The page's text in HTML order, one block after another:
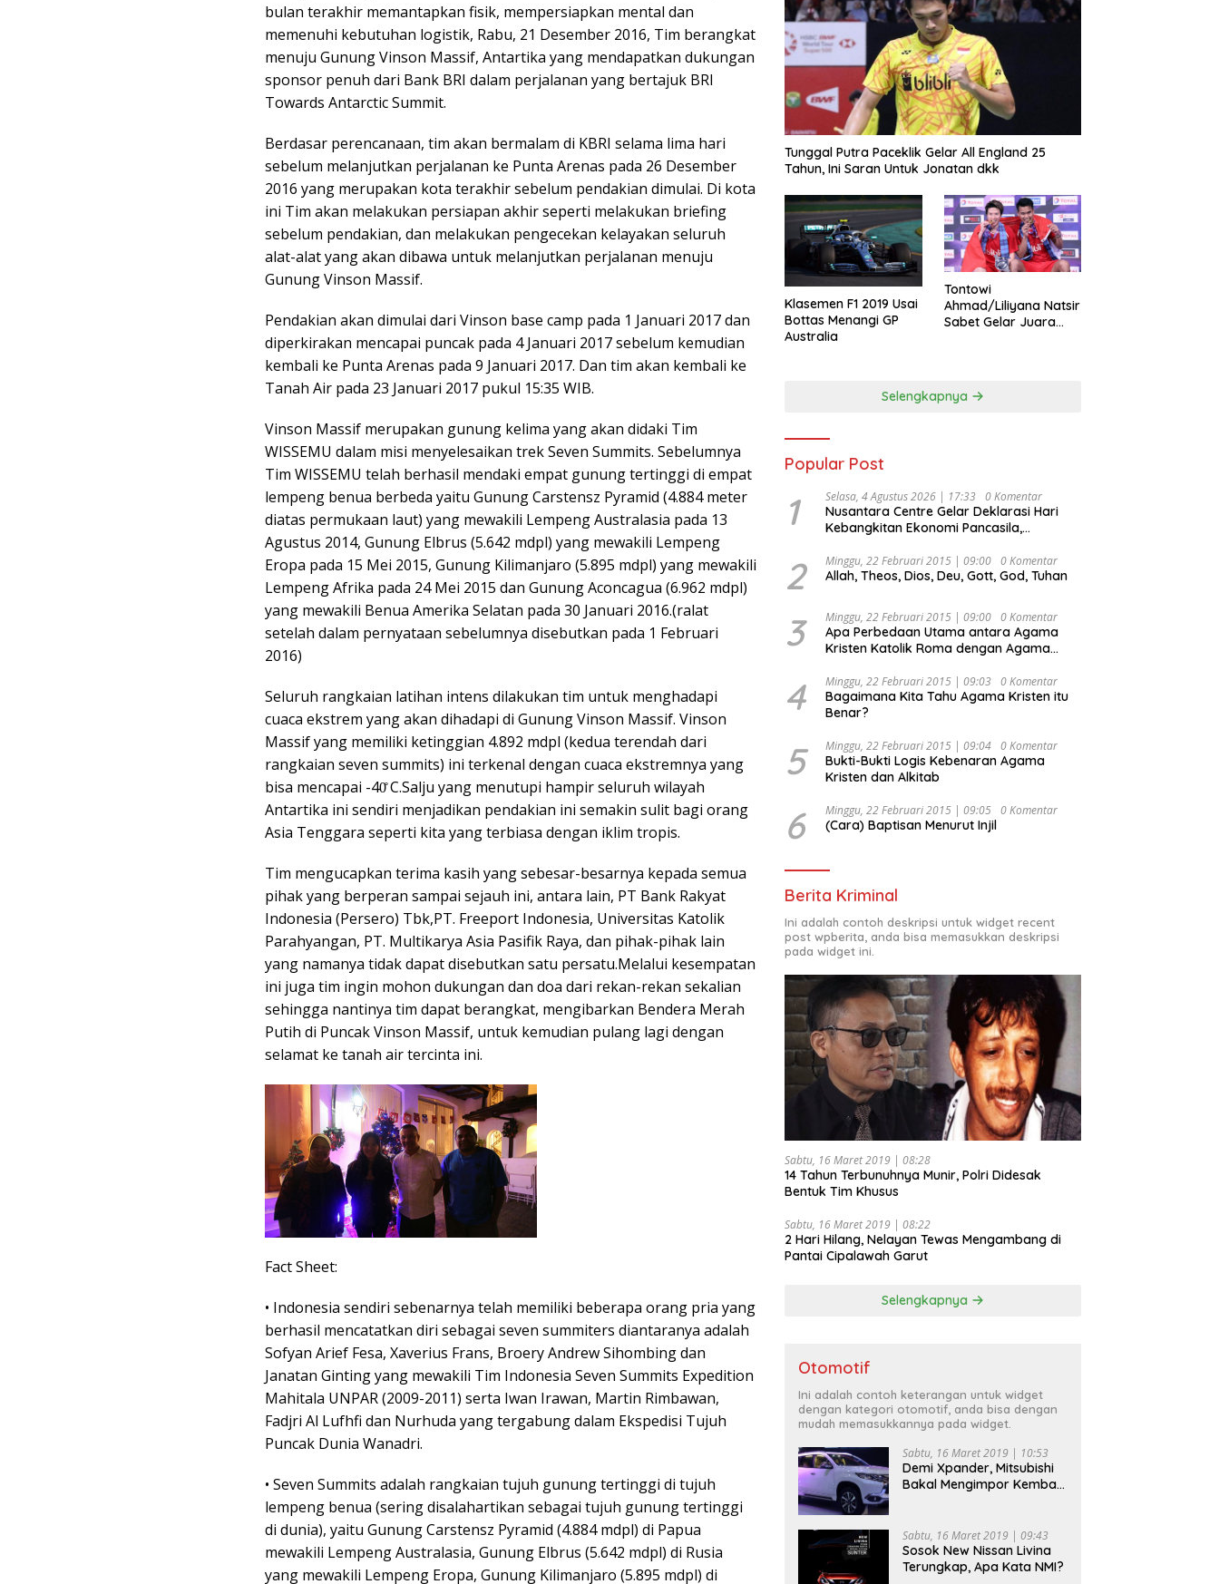
bulan terakhir memantapkan fisik, mempersiapkan mental dan
memenuhi kebutuhan logistik, Rabu, 21 Desember 2016, Tim berangkat
menuju Gunung Vinson Massif, Antartika yang mendapatkan dukungan
sponsor penuh dari Bank BRI dalam perjalanan yang bertajuk BRI
Towards Antarctic Summit.
Berdasar perencanaan, tim akan bermalam di KBRI selama lima hari
sebelum melanjutkan perjalanan ke Punta Arenas pada 26 Desember
2016 yang merupakan kota terakhir sebelum pendakian dimulai. Di kota
ini Tim akan melakukan persiapan akhir seperti melakukan briefing
sebelum pendakian, dan melakukan pengecekan kelayakan seluruh
alat-alat yang akan dibawa untuk melanjutkan perjalanan menuju
Gunung Vinson Massif.
Pendakian akan dimulai dari Vinson base camp pada 1 Januari 2017 dan
diperkirakan mencapai puncak pada 4 Januari 2017 sebelum kemudian
kembali ke Punta Arenas pada 9 Januari 2017. Dan tim akan kembali ke
Tanah Air pada 23 Januari 2017 pukul 15:35 WIB.
Vinson Massif merupakan gunung kelima yang akan didaki Tim
WISSEMU dalam misi menyelesaikan trek Seven Summits. Sebelumnya
Tim WISSEMU telah berhasil mendaki empat gunung tertinggi di empat
lempeng benua berbeda yaitu Gunung Carstensz Pyramid (4.884 meter
diatas permukaan laut) yang mewakili Lempeng Australasia pada 13
Agustus 2014, Gunung Elbrus (5.642 mdpl) yang mewakili Lempeng
Eropa pada 15 Mei 2015, Gunung Kilimanjaro (5.895 mdpl) yang mewakili
Lempeng Afrika pada 24 Mei 2015 dan Gunung Aconcagua (6.962 mdpl)
yang mewakili Benua Amerika Selatan pada 30 Januari 2016.(ralat
setelah dalam pernyataan sebelumnya disebutkan pada 1 Februari
2016)
Seluruh rangkaian latihan intens dilakukan tim untuk menghadapi
cuaca ekstrem yang akan dihadapi di Gunung Vinson Massif. Vinson
Massif yang memiliki ketinggian 4.892 mdpl (kedua terendah dari
rangkaian seven summits) ini terkenal dengan cuaca ekstremnya yang
bisa mencapai -40̊ C.Salju yang menutupi hampir seluruh wilayah
Antartika ini sendiri menjadikan pendakian ini semakin sulit bagi orang
Asia Tenggara seperti kita yang terbiasa dengan iklim tropis.
Tim mengucapkan terima kasih yang sebesar-besarnya kepada semua
pihak yang berperan sampai sejauh ini, antara lain, PT Bank Rakyat
Indonesia (Persero) Tbk,PT. Freeport Indonesia, Universitas Katolik
Parahyangan, PT. Multikarya Asia Pasifik Raya, dan pihak-pihak lain
yang namanya tidak dapat disebutkan satu persatu.Melalui kesempatan
ini juga tim ingin mohon dukungan dan doa dari rekan-rekan sekalian
sehingga nantinya tim dapat berangkat, mengibarkan Bendera Merah
Putih di Puncak Vinson Massif, untuk kemudian pulang lagi dengan
selamat ke tanah air tercinta ini.
Fact Sheet:
• Indonesia sendiri sebenarnya telah memiliki beberapa orang pria yang
berhasil mencatatkan diri sebagai seven summiters diantaranya adalah
Sofyan Arief Fesa, Xaverius Frans, Broery Andrew Sihombing dan
Janatan Ginting yang mewakili Tim Indonesia Seven Summits Expedition
Mahitala UNPAR (2009-2011) serta Iwan Irawan, Martin Rimbawan,
Fadjri Al Lufhfi dan Nurhuda yang tergabung dalam Ekspedisi Tujuh
Puncak Dunia Wanadri.
• Seven Summits adalah rangkaian tujuh gunung tertinggi di tujuh
lempeng benua (sering disalahartikan sebagai tujuh gunung tertinggi
di dunia), yaitu Gunung Carstensz Pyramid (4.884 mdpl) di Papua
mewakili Lempeng Australasia, Gunung Elbrus (5.642 mdpl) di Rusia
yang mewakili Lempeng Eropa, Gunung Kilimanjaro (5.895 mdpl) di
Tunggal Putra Paceklik Gelar All England 25
Tahun, Ini Saran Untuk Jonatan dkk
Klasemen F1 2019 Usai
Bottas Menangi GP
Australia
Tontowi
Ahmad/Liliyana Natsir
Sabet Gelar Juara
Selengkapnya
Popular Post
1 Selasa, 4 Agustus 2026 | 17:33 0 Komentar
Nusantara Centre Gelar Deklarasi Hari
Kebangkitan Ekonomi Pancasila,
Djojohadikusumo Anti Penjajahan
(Pergolakan Ekonomi Politik Indonesia) &
Undang Perekonomian Nasional dan
Kesejahteraan Sosial dalam Menata
Bangsa Menuju Indonesia Emas 2045”,
2 Minggu, 22 Februari 2015 | 09:00 0 Komentar
Allah, Theos, Dios, Deu, Gott, God, Tuhan
3 Minggu, 22 Februari 2015 | 09:00 0 Komentar
Apa Perbedaan Utama antara Agama
Kristen Katolik Roma dengan Agama
4 Minggu, 22 Februari 2015 | 09:03 0 Komentar
Bagaimana Kita Tahu Agama Kristen itu
Benar?
5 Minggu, 22 Februari 2015 | 09:04 0 Komentar
Bukti-Bukti Logis Kebenaran Agama
Kristen dan Alkitab
6 Minggu, 22 Februari 2015 | 09:05 0 Komentar
(Cara) Baptisan Menurut Injil
Berita Kriminal
Ini adalah contoh deskripsi untuk widget recent
post wpberita, anda bisa memasukkan deskripsi
pada widget ini.
Sabtu, 16 Maret 2019 | 08:28
14 Tahun Terbunuhnya Munir, Polri Didesak
Bentuk Tim Khusus
Sabtu, 16 Maret 2019 | 08:22
2 Hari Hilang, Nelayan Tewas Mengambang di
Pantai Cipalawah Garut
Selengkapnya
Otomotif
Ini adalah contoh keterangan untuk widget
dengan kategori otomotif, anda bisa dengan
mudah memasukkannya pada widget.
Sabtu, 16 Maret 2019 | 10:53
Demi Xpander, Mitsubishi
Bakal Mengimpor Kembali
Sabtu, 16 Maret 2019 | 09:43
Sosok New Nissan Livina
Terungkap, Apa Kata NMI?